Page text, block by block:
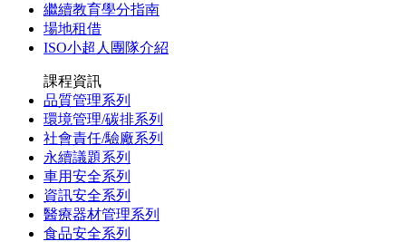
繼續教育學分指南
場地租借
ISO小超人團隊介紹
課程資訊
品質管理系列
環境管理/碳排系列
社會責任/驗廠系列
永續議題系列
車用安全系列
資訊安全系列
醫療器材管理系列
食品安全系列